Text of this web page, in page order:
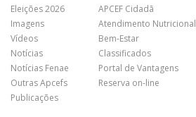
Eleições 2026
Imagens
Vídeos
Notícias
Notícias Fenae
Outras Apcefs
Publicações
APCEF Cidadã
Atendimento Nutricional
Bem-Estar
Classificados
Portal de Vantagens
Reserva on-line